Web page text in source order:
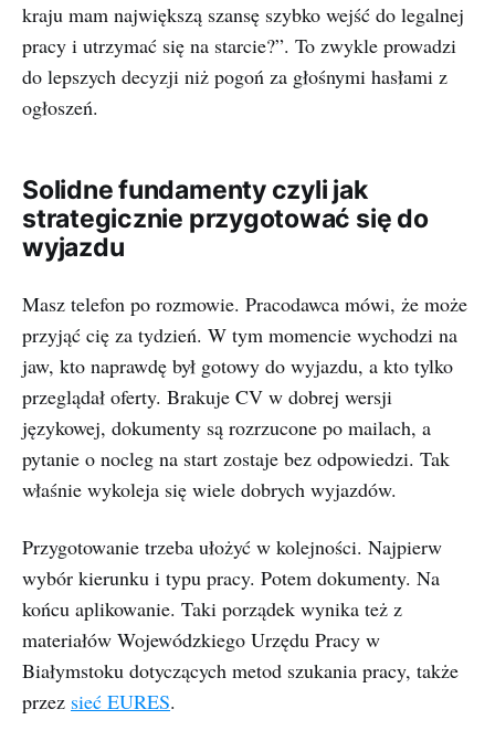
kraju mam największą szansę szybko wejść do legalnej
pracy i utrzymać się na starcie?”. To zwykle prowadzi
do lepszych decyzji niż pogoń za głośnymi hasłami z
ogłoszeń.
Solidne fundamenty czyli jak
strategicznie przygotować się do
wyjazdu
Masz telefon po rozmowie. Pracodawca mówi, że może
przyjąć cię za tydzień. W tym momencie wychodzi na
jaw, kto naprawdę był gotowy do wyjazdu, a kto tylko
przeglądał oferty. Brakuje CV w dobrej wersji
językowej, dokumenty są rozrzucone po mailach, a
pytanie o nocleg na start zostaje bez odpowiedzi. Tak
właśnie wykoleja się wiele dobrych wyjazdów.
Przygotowanie trzeba ułożyć w kolejności. Najpierw
wybór kierunku i typu pracy. Potem dokumenty. Na
końcu aplikowanie. Taki porządek wynika też z
materiałów Wojewódzkiego Urzędu Pracy w
Białymstoku dotyczących metod szukania pracy, także
przez sieć EURES.